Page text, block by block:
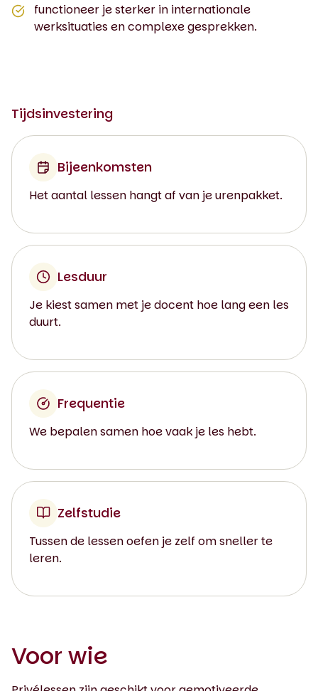
functioneer je sterker in internationale
werksituaties en complexe gesprekken.
Tijdsinvestering
Bijeenkomsten
Het aantal lessen hangt af van je urenpakket.
Lesduur
Je kiest samen met je docent hoe lang een les
duurt.
Frequentie
We bepalen samen hoe vaak je les hebt.
Zelfstudie
Tussen de lessen oefen je zelf om sneller te
leren.
Voor wie